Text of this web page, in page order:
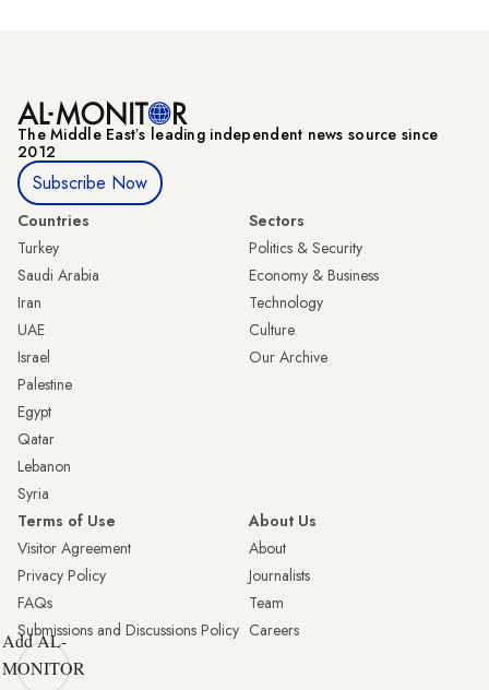
The Middle Eastʼs leading independent news source since
2012
Subscribe Now
Countries
Turkey
Saudi Arabia
Iran
UAE
Israel
Palestine
Egypt
Qatar
Lebanon
Syria
Sectors
Politics & Security
Economy & Business
Technology
Culture
Our Archive
Terms of Use
Visitor Agreement
Privacy Policy
FAQs
Submissions and Discussions Policy
About Us
About
Journalists
Team
Careers
Add AL-
MONITOR